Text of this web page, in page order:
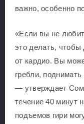
важно, особенно
«Если вы не
это делать, чтобы
от кардио. Вы
гребли,
— утверждает
течение 40 минут
подъемов гири